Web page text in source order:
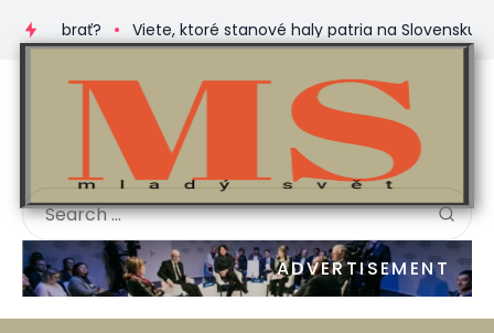
si vybrať? Viete, ktoré stanové haly patria na Slovensku
ADVERTISEMENT